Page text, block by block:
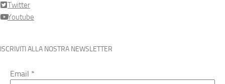
Twitter
Youtube
ISCRIVITI ALLA NOSTRA NEWSLETTER
Email *